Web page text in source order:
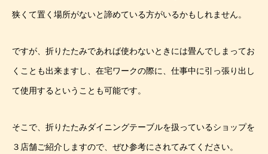
狭くて置く場所がないと諦めている方がいるかもしれません。
ですが、折りたたみであれば使わないときには畳んでしまってお
くことも出来ますし、在宅ワークの際に、仕事中に引っ張り出し
て使用するということも可能です。
そこで、折りたたみダイニングテーブルを扱っているショップを
３店舗ご紹介しますので、ぜひ参考にされてみてください。